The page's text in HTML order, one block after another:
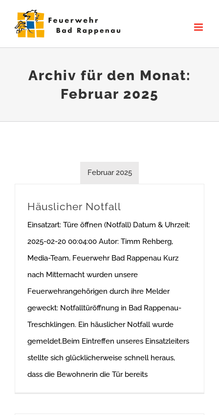
Inhalt
Archiv für den Monat:
Februar 2025
Februar 2025
Häuslicher Notfall
Einsatzart: Türe öffnen (Notfall) Datum & Uhrzeit:
2025-02-20 00:04:00 Autor: Timm Rehberg,
Media-Team, Feuerwehr Bad Rappenau Kurz
nach Mitternacht wurden unsere
Feuerwehrangehörigen durch ihre Melder
geweckt: Notfalltüröffnung in Bad Rappenau-
Treschklingen. Ein häuslicher Notfall wurde
gemeldet.Beim Eintreffen unseres Einsatzleiters
stellte sich glücklicherweise schnell heraus,
dass die Bewohnerin die Tür bereits